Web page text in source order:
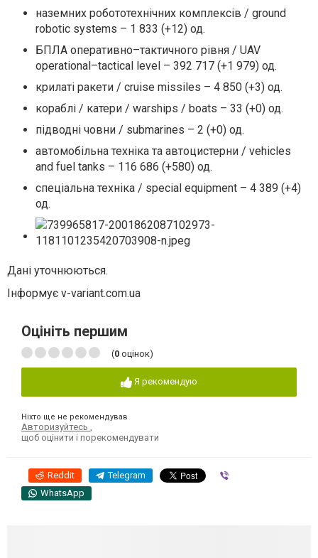
наземних робототехнічних комплексів / ground
robotic systems – 1 833 (+12) од.
БПЛА оперативно–тактичного рівня / UAV
operational–tactical level – 392 717 (+1 979) од.
крилаті ракети / cruise missiles – 4 850 (+3) од.
кораблі / катери / warships / boats – 33 (+0) од.
підводні човни / submarines – 2 (+0) од.
автомобільна техніка та автоцистерни / vehicles
and fuel tanks – 116 686 (+580) од.
спеціальна техніка / special equipment – 4 389 (+4)
од.
Дані уточнюються.
Інформує v-variant.com.ua
Оцініть першим
(0 оцінок)
Я рекомендую
Ніхто ще не рекомендував
Авторизуйтесь
щоб оцінити і порекомендувати
Reddit Telegram
WhatsApp